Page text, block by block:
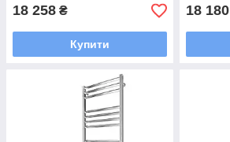
18 258 ₴
Купити
18 180